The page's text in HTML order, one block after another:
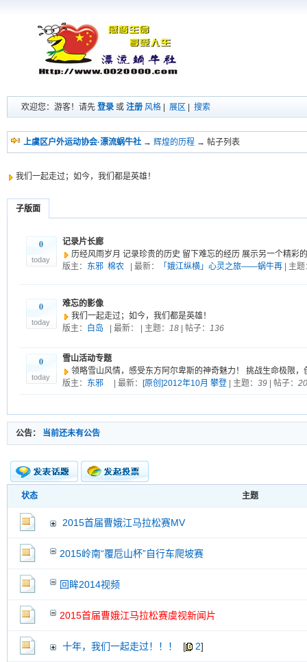
欢迎您：游客！请先 登录 或 注册 风格 展区 搜索
上虞区户外运动协会·漂流蜗牛社 → 辉煌的历程 → 帖子列表
我们一起走过；如今，我们都是英雄！
子版面
0
today
记录片长廊
历经风雨岁月 记录珍贵的历史 留下难忘的经历 展示另一个精彩
版主：
东邪 棉农| 最新： 「娥江纵横」心灵之旅——蜗牛再| 主题
0
today
难忘的影像
我们一起走过；如今，我们都是英雄！
版主：
白岛 | 最新： | 主题： 18| 帖子： 136
0
today
雪山活动专题
领略雪山风情，感受东方阿尔卑斯的神奇魅力！ 挑战生命极限，
版主：
东邪 | 最新： [原创]2012年10月 攀登| 主题： 39| 帖子：
公告： 当前还未有公告
新的主题
交易帖
状态 主题
2015首届曹娥江马拉松赛MV
2015岭南“覆卮山杯”自行车爬坡赛
回眸2014视频
2015首届曹娥江马拉松赛虞视新闻片
十年，我们一起走过！！！ [ 2]